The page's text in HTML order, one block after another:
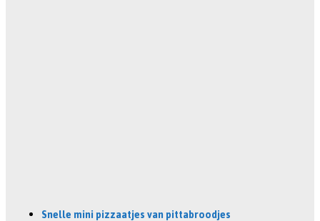
Snelle mini pizzaatjes van pittabroodjes